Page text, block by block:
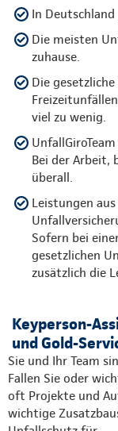
In
Die meisten
zuhause.
Die
viel zu wenig.
Bei der Arbeit,
überall.
Leistungen
Sofern bei
gesetzlichen
zusätzlich die
Keyperson-
und Gold-
Sie und Ihr Team
Fallen Sie oder
oft Projekte und
wichtige